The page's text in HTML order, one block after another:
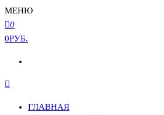
МЕНЮ
0
0РУБ.
ГЛАВНАЯ